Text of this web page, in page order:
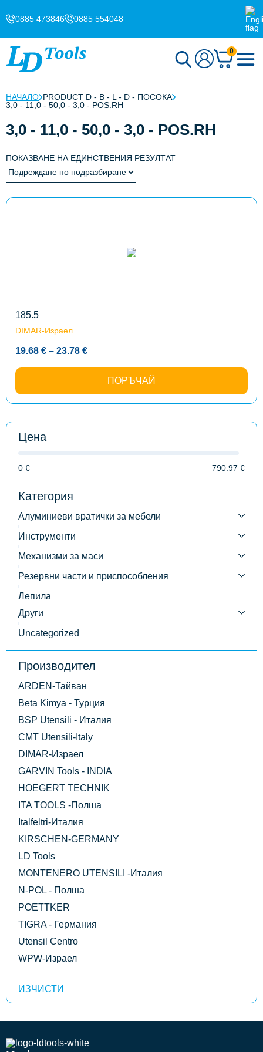
0885 473846 0885 554048
0
НАЧАЛО PRODUCT D - B - L - D - ПОСОКА
3,0 - 11,0 - 50,0 - 3,0 - POS.RH
3,0 - 11,0 - 50,0 - 3,0 - POS.RH
ПОКАЗВАНЕ НА ЕДИНСТВЕНИЯ РЕЗУЛТАТ
185.5
DIMAR-Израел
19.68 € – 23.78 €Price
19.68 €
throughПОРЪЧАЙ
the
page
Цена
0 € 790.97 €
Категория
Алуминиеви вратички за мебели
Инструменти
Механизми за маси
Резервни части и приспособления
Лепила
Други
Uncategorized
Производител
ARDEN-Тайван
Beta Kimya - Турция
BSP Utensili - Италия
CMT Utensili-Italy
DIMAR-Израел
GARVIN Tools - INDIA
HOEGERT TECHNIK
ITA TOOLS -Полша
Italfeltri-Италия
KIRSCHEN-GERMANY
LD Tools
MONTENERO UTENSILI -Италия
N-POL - Полша
POETTKER
TIGRA - Германия
Utensil Centro
WPW-Израел